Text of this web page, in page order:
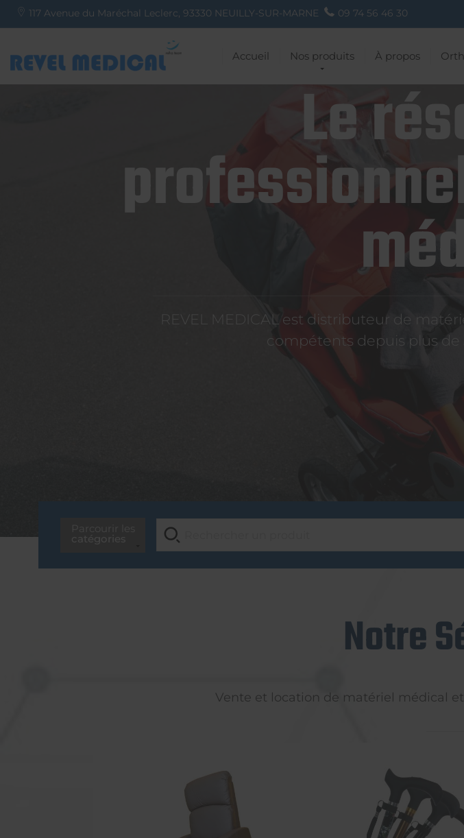
117 Avenue du Maréchal Leclerc, 93330 NEUILLY-SUR-MARNE 09 74 56 46 30
Accueil Nos produits À propos
Le
REVEL MEDICAL est distributeur de
compétents depuis plus de
Notre
Vente et location de matériel médical